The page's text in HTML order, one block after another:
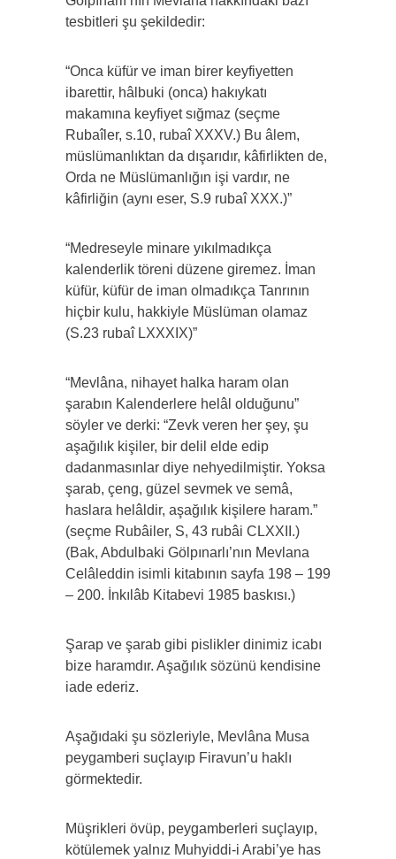
tesbitleri şu şekildedir:
“Onca küfür ve iman birer keyfiyetten
ibarettir, hâlbuki (onca) hakıykatı
makamına keyfiyet sığmaz (seçme
Rubaîler, s.10, rubaî XXXV.) Bu âlem,
müslümanlıktan da dışarıdır, kâfirlikten de,
Orda ne Müslümanlığın işi vardır, ne
kâfirliğin (aynı eser, S.9 rubaî XXX.)”
“Medreseyle minare yıkılmadıkça
kalenderlik töreni düzene giremez. İman
küfür, küfür de iman olmadıkça Tanrının
hiçbir kulu, hakkiyle Müslüman olamaz
(S.23 rubaî LXXXIX)”
“Mevlâna, nihayet halka haram olan
şarabın Kalenderlere helâl olduğunu”
söyler ve derki: “Zevk veren her şey, şu
aşağılık kişiler, bir delil elde edip
dadanmasınlar diye nehyedilmiştir. Yoksa
şarab, çeng, güzel sevmek ve semâ,
haslara helâldir, aşağılık kişilere haram.”
(seçme Rubâiler, S, 43 rubâi CLXXII.)
(Bak, Abdulbaki Gölpınarlı’nın Mevlana
Celâleddin isimli kitabının sayfa 198 – 199
– 200. İnkılâb Kitabevi 1985 baskısı.)
Şarap ve şarab gibi pislikler dinimiz icabı
bize haramdır. Aşağılık sözünü kendisine
iade ederiz.
Aşağıdaki şu sözleriyle, Mevlâna Musa
peygamberi suçlayıp Firavun’u haklı
görmektedir.
Müşrikleri övüp, peygamberleri suçlayıp,
kötülemek yalnız Muhyiddi-i Arabi’ye has